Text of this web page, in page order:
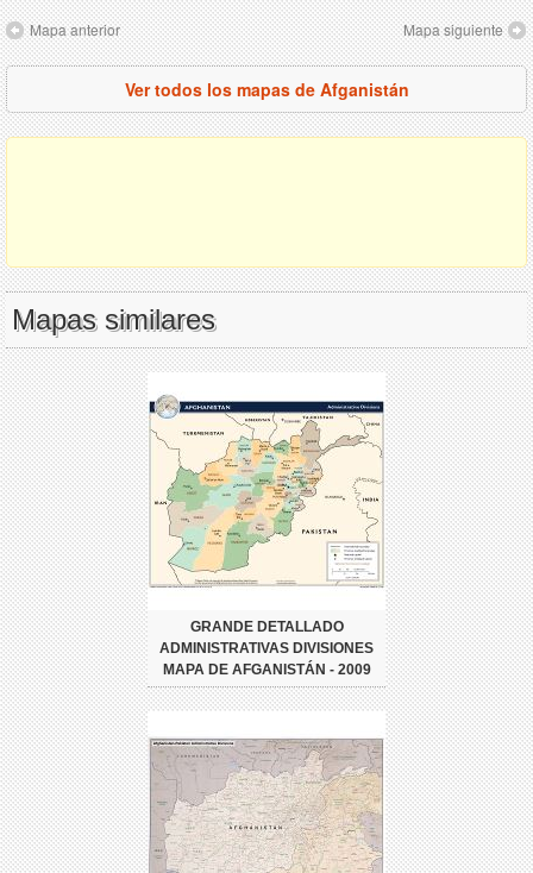
Mapa anterior Mapa siguiente
Ver todos los mapas de Afganistán
Mapas similares
GRANDE DETALLADO
ADMINISTRATIVAS DIVISIONES
MAPA DE AFGANISTÁN - 2009